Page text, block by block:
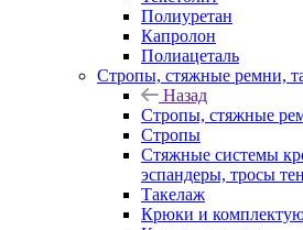
Полиуретан
Капролон
Полиацеталь
Стропы, стяжные ремни,
Назад
Стропы, стяжные
Стропы
Стяжные системы
эспандеры, тросы
Такелаж
Крюки и